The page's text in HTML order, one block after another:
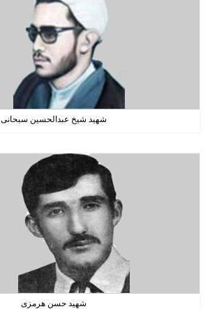
شهید شیخ عبدالحسین سبحانی
شهید حسن هرمزی